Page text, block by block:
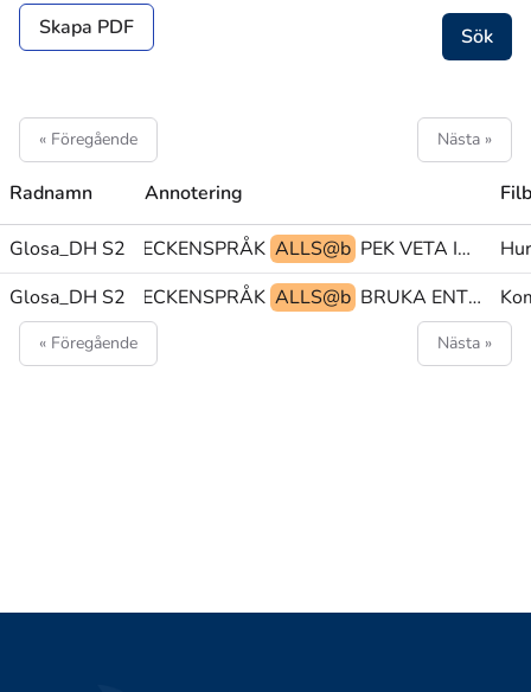
Skapa PDF
« Föregående Nästa »
Radnamn Annotering
Glosa_DH S2
INTE OM@b TECKENSPRÅK ALLS@b PEK VETA INTE
Glosa_DH S2
INTE KAN@b TECKENSPRÅK ALLS@b BRUKA ENTITET(S)+BEFINNA@p EGEN
« Föregående Nästa »